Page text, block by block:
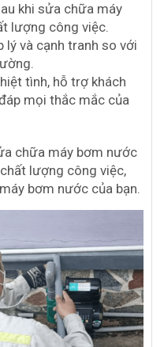
khi sửa chữa máy
lượng công việc.
lý và cạnh tranh so với
tình, hỗ trợ khách
mọi thắc mắc của
chữa máy bơm nước
lượng công việc,
bơm nước của bạn.